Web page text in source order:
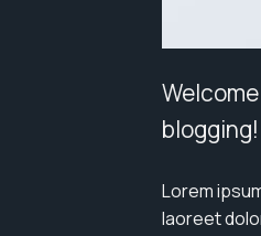
blogging!
Lorem
laoreet